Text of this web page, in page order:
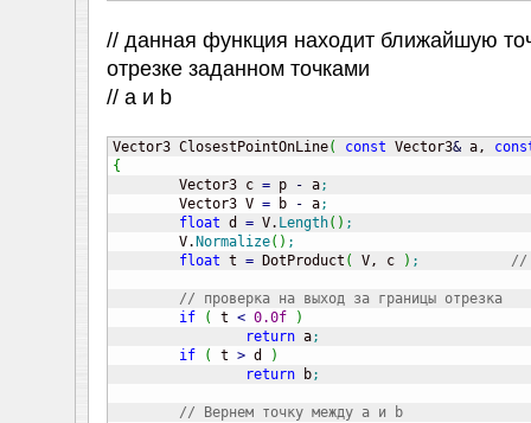
// данная функция находит ближайшую
отрезке заданном точками
// a и b
Vector3 ClosestPointOnLine( const Vector3& a,
{
Vector3 c = p - a;
	Vector3 V
= b - a;
float d = V. Length( ) ;
	V.
Normalize( ) ;
float t = DotProduct ( V, c ) ; //
// проверка на выход за границы отрезка
if
( t < 0.0f
)
return a;
if
( t > d
)
return b;
// Вернем точку между a и b